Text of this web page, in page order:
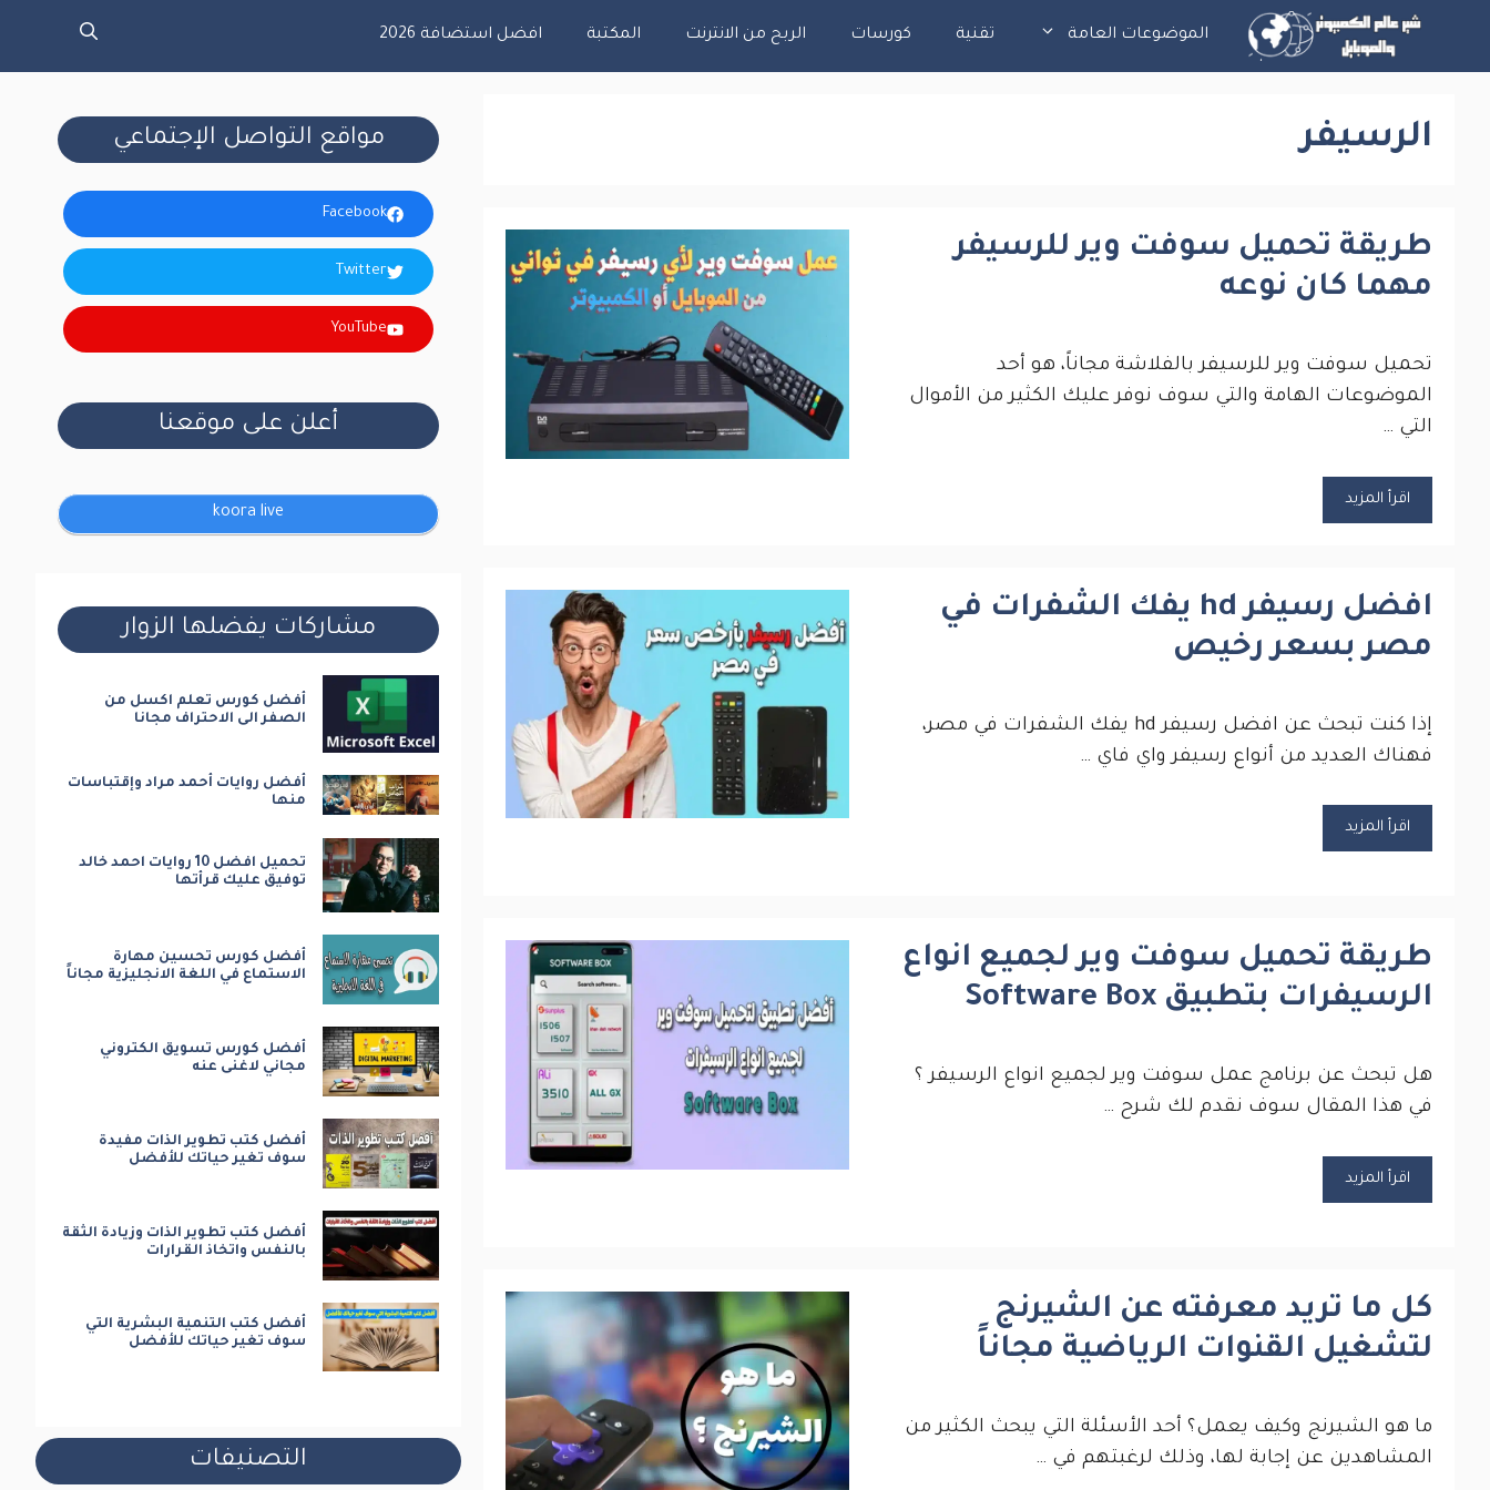
المحتوى
الموضوعات العامة تقنية كورسات الربح من الانترنت المكتبة افضل استضافة 2026
الرسيفر
طريقة تحميل سوفت وير للرسيفر
مهما كان نوعه
تحميل سوفت وير للرسيفر بالفلاشة مجاناً، هو أحد
الموضوعات الهامة والتي سوف نوفر عليك الكثير من الأموال
التي …
اقرأ المزيد
افضل رسيفر hd يفك الشفرات في
مصر بسعر رخيص
إذا كنت تبحث عن افضل رسيفر hd يفك الشفرات في مصر،
فهناك العديد من أنواع رسيفر واي فاي …
اقرأ المزيد
طريقة تحميل سوفت وير لجميع انواع
الرسيفرات بتطبيق Software Box‏
هل تبحث عن برنامج عمل سوفت وير لجميع انواع الرسيفر ؟
في هذا المقال سوف نقدم لك شرح …
اقرأ المزيد
كل ما تريد معرفته عن الشيرنج
لتشغيل القنوات الرياضية مجاناً
ما هو الشيرنج وكيف يعمل؟ أحد الأسئلة التي يبحث الكثير من
المشاهدين عن إجابة لها، وذلك لرغبتهم في …
مواقع التواصل الإجتماعي
Facebook
Twitter
YouTube
أعلن على موقعنا
koora live
مشاركات يفضلها الزوار
أفضل كورس تعلم اكسل من
الصفر الى الاحتراف مجانا
أفضل روايات أحمد مراد وإقتباسات
منها
تحميل افضل 10 روايات احمد خالد
توفيق عليك قرأتها
أفضل كورس تحسين مهارة
الاستماع في اللغة الانجليزية مجاناً
أفضل كورس تسويق الكتروني
مجاني لاغنى عنه
أفضل كتب تطوير الذات مفيدة
سوف تغير حياتك للأفضل
أفضل كتب تطوير الذات وزيادة الثقة
بالنفس واتخاذ القرارات
أفضل كتب التنمية البشرية التي
سوف تغير حياتك للأفضل
التصنيفات